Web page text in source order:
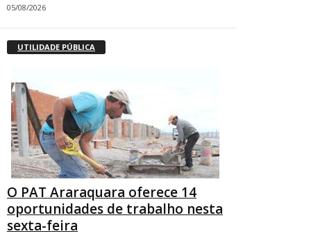
05/08/2026
UTILIDADE PÚBLICA
O PAT Araraquara oferece 14
oportunidades de trabalho nesta
sexta-feira